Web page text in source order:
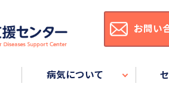
病気について
お問い